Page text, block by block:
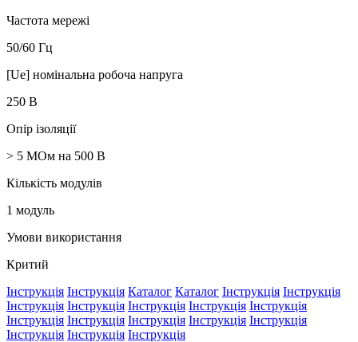
Частота мережі
50/60 Гц
[Ue] номінальна робоча напруга
250 В
Опір ізоляції
> 5 МОм на 500 В
Кількість модулів
1 модуль
Умови використання
Критий
Інструкція Інструкція Каталог Каталог Інструкція Інструкція
Інструкція Інструкція Інструкція Інструкція Інструкція
Інструкція Інструкція Інструкція Інструкція Інструкція
Інструкція Інструкція Інструкція